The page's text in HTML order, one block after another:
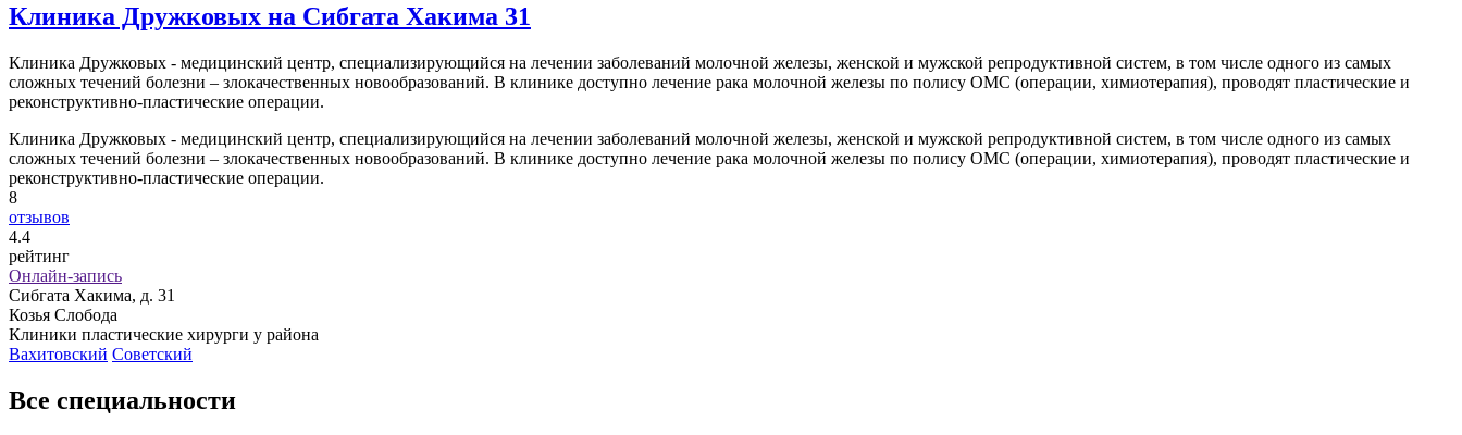
Клиника Дружковых на Сибгата Хакима 31
Клиника Дружковых - медицинский центр, специализирующийся на лечении заболеваний молочной железы, женской и мужской репродуктивной систем, в том числе одного из самых
сложных течений болезни – злокачественных новообразований. В клинике доступно лечение рака молочной железы по полису ОМС (операции, химиотерапия), проводят пластические и
реконструктивно-пластические операции.
Клиника Дружковых - медицинский центр, специализирующийся на лечении заболеваний молочной железы, женской и мужской репродуктивной систем, в том числе одного из самых
сложных течений болезни – злокачественных новообразований. В клинике доступно лечение рака молочной железы по полису ОМС (операции, химиотерапия), проводят пластические и
реконструктивно-пластические операции.
8
отзывов
4.4
рейтинг
Онлайн-запись
Сибгата Хакима, д. 31
Козья Слобода
Клиники пластические хирурги у района
Вахитовский Советский
Все специальности